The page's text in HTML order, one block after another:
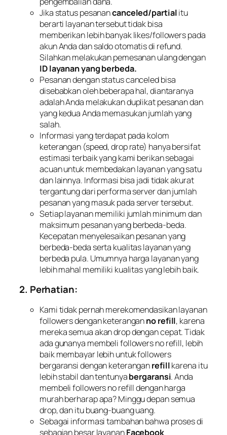
Jika status pesanancanceled/partialitu
berarti layanan tersebut tidak bisa
memberikan lebih banyak likes/followers pada
akun Anda dan saldo otomatis di refund.
Silahkan melakukan pemesanan ulang dengan
ID layanan yang berbeda.
Pesanan dengan status canceled bisa
disebabkan oleh beberapa hal, diantaranya
adalah Anda melakukan duplikat pesanan dan
yang kedua Anda memasukan jumlah yang
salah.
Informasi yang terdapat pada kolom
keterangan (speed, drop rate) hanya bersifat
estimasi terbaik yang kami berikan sebagai
acuan untuk membedakan layanan yang satu
dan lainnya. Informasi bisa jadi tidak akurat
tergantung dari performa server dan jumlah
pesanan yang masuk pada server tersebut.
Setiap layanan memiliki jumlah minimum dan
maksimum pesanan yang berbeda-beda.
Kecepatan menyelesaikan pesanan yang
berbeda-beda serta kualitas layanan yang
berbeda pula. Umumnya harga layanan yang
lebih mahal memiliki kualitas yang lebih baik.
2. Perhatian:
Kami tidak pernah merekomendasikan layanan
followers dengan keteranganno refill, karena
mereka semua akan drop dengan cepat. Tidak
ada gunanya membeli followers no refill, lebih
baik membayar lebih untuk followers
bergaransi dengan keteranganrefillkarena itu
lebih stabil dan tentunyabergaransi. Anda
membeli followers no refill dengan harga
murah berharap apa? Minggu depan semua
drop, dan itu buang-buang uang.
Sebagai informasi tambahan bahwa proses di
sebagian besar layananFacebook